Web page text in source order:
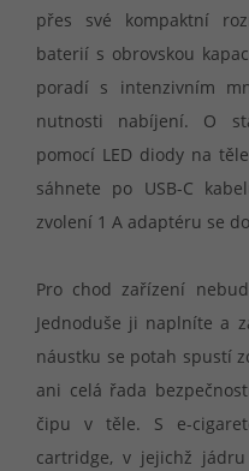
přes své kompaktní
baterií s obrovskou
poradí s intenzivním
nutnosti nabíjení. O
pomocí LED diody na
sáhnete po USB-C
zvolení 1 A adaptéru se
Pro chod zařízení
Jednoduše ji naplníte a
náustku se potah spustí
ani celá řada
čipu v těle. S e-
cartridge, v jejichž